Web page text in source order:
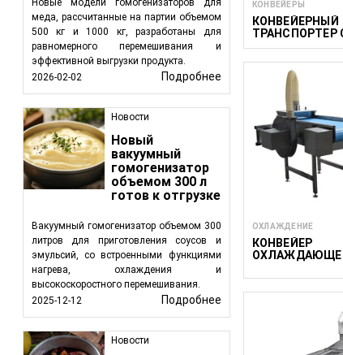
Новые модели гомогенизаторов для
меда, рассчитанные на партии объемом
500 кг и 1000 кг, разработаны для
равномерного перемешивания и
эффективной выгрузки продукта.
2026-02-02
Подробнее
Новости
Новый
вакуумный
гомогенизатор
объемом 300 л
готов к отгрузке
Вакуумный гомогенизатор объемом 300
литров для приготовления соусов и
эмульсий, со встроенными функциями
нагрева, охлаждения и
высокоскоростного перемешивания.
2025-12-12
Подробнее
Новости
КОНВЕЙЕРЫ
КОНВЕЙЕРНЫЙ
ТРАНСПОРТЕР
ПРИЕМНЫМ
3000/300
ОХЛАЖДЕНИЕ
КОНВЕЙЕР